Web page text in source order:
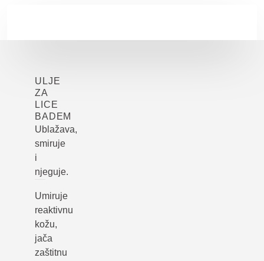
ULJE
ZA
LICE
BADEM
Ublažava,
smiruje
i
njeguje.
Umiruje
reaktivnu
kožu,
jača
zaštitnu